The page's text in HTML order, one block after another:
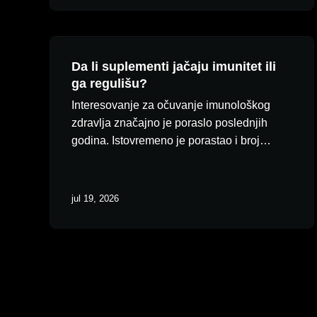
Da li suplementi jačaju imunitet ili
ga regulišu?
Interesovanje za očuvanje imunološkog
zdravlja značajno je poraslo poslednjih
godina. Istovremeno je porastao i broj…
jul 19, 2026